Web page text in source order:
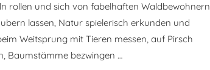
rollen und sich von fabelhaften Waldbewohnern
lassen, Natur spielerisch erkunden und
Weitsprung mit Tieren messen, auf Pirsch
Baumstämme bezwingen …